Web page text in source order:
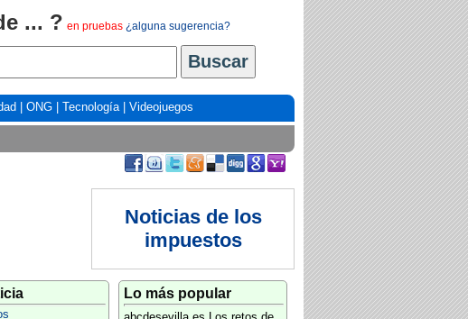
... ? en pruebas ¿alguna sugerencia?
ONG Tecnología| Videojuegos
Noticias de los
impuestos
Lo más popular